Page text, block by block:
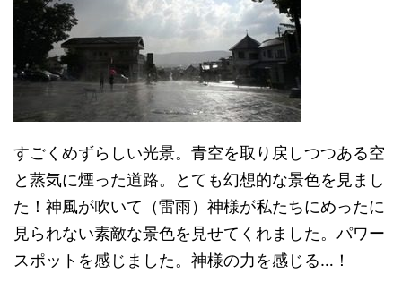
すごくめずらしい光景。青空を取り戻しつつある空
と蒸気に煙った道路。とても幻想的な景色を見まし
た！神風が吹いて（雷雨）神様が私たちにめったに
見られない素敵な景色を見せてくれました。パワー
スポットを感じました。神様の力を感じる…！